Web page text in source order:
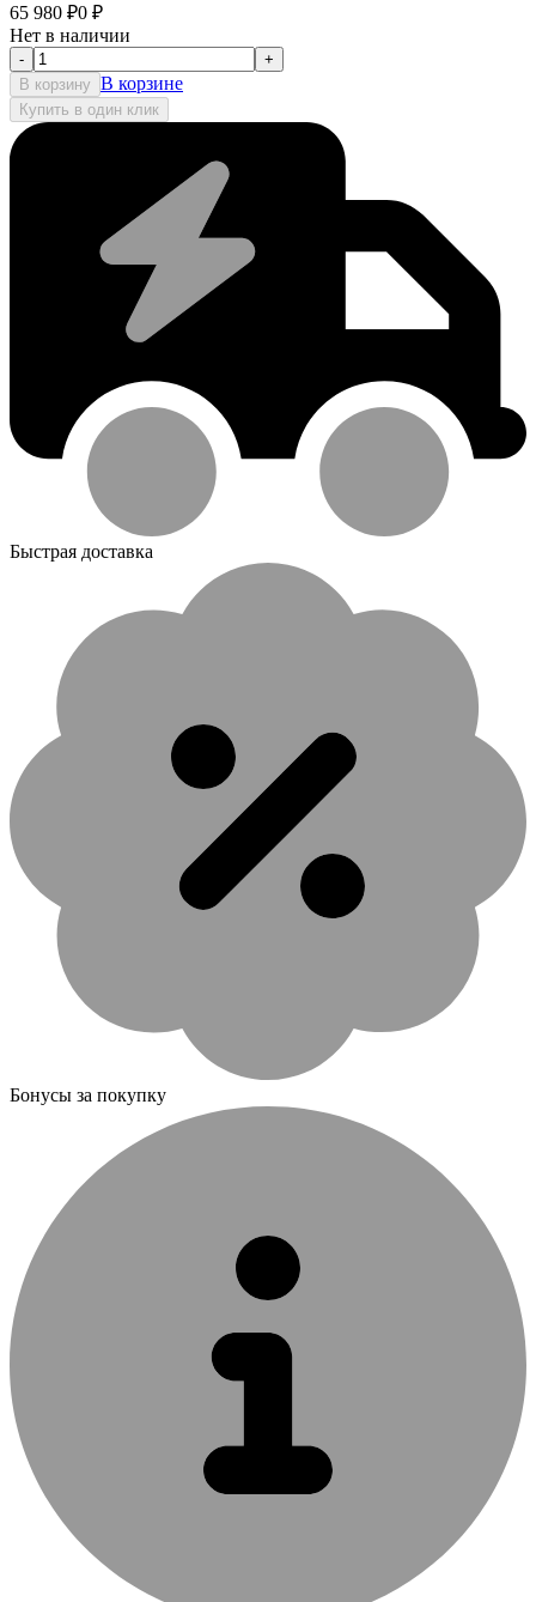
65 980 ₽0 ₽
Нет в наличии
-
+
В корзину В корзине
Купить в один клик
Быстрая доставка
Бонусы за покупку